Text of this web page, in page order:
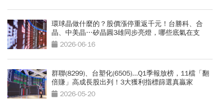
環球晶做什麼的？股價漲停重返千元！台勝科、合
晶、中美晶…矽晶圓3雄同步亮燈，哪些底氣在支
撐？2026-06-16
群聯(8299)、台塑化(6505)...Q1季報放榜，11檔「翻
倍賺」高成長股出列！3大獲利指標篩選真贏家
2026-05-20